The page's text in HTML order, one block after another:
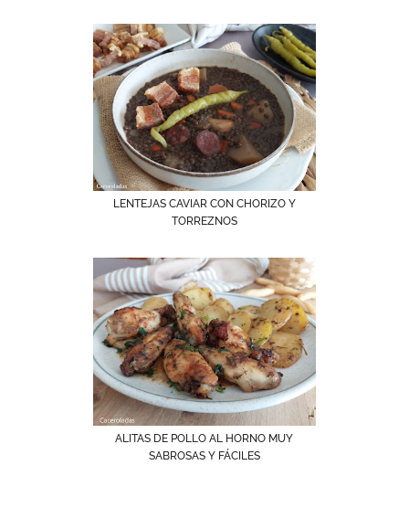
LENTEJAS CAVIAR CON CHORIZO Y
TORREZNOS
ALITAS DE POLLO AL HORNO MUY
SABROSAS Y FÁCILES